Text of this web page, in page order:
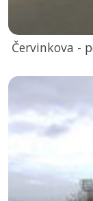
Červinkova -